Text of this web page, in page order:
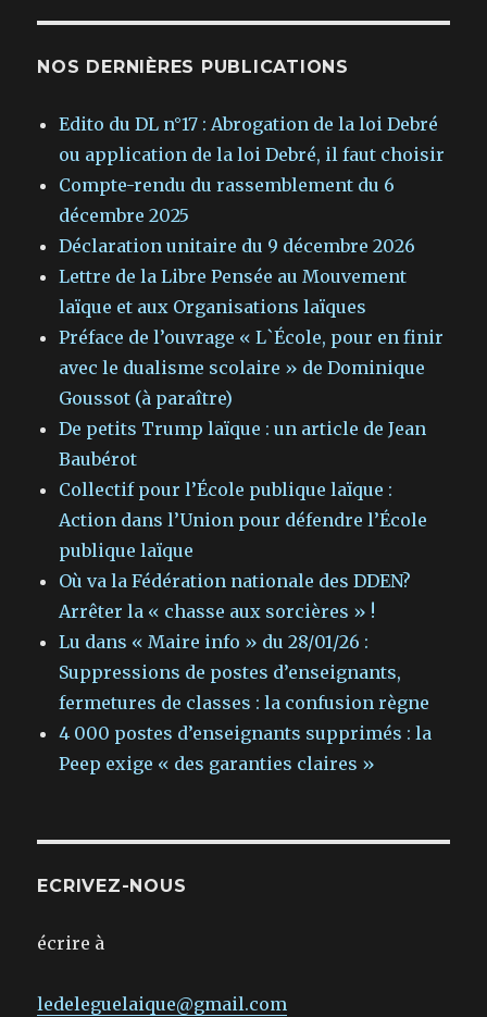
NOS DERNIÈRES PUBLICATIONS
Edito du DL n°17 : Abrogation de la loi Debré
ou application de la loi Debré, il faut choisir
Compte-rendu du rassemblement du 6
décembre 2025
Déclaration unitaire du 9 décembre 2026
Lettre de la Libre Pensée au Mouvement
laïque et aux Organisations laïques
Préface de l’ouvrage « L`École, pour en finir
avec le dualisme scolaire » de Dominique
Goussot (à paraître)
De petits Trump laïque : un article de Jean
Baubérot
Collectif pour l’École publique laïque :
Action dans l’Union pour défendre l’École
publique laïque
Où va la Fédération nationale des DDEN?
Arrêter la « chasse aux sorcières » !
Lu dans « Maire info » du 28/01/26 :
Suppressions de postes d’enseignants,
fermetures de classes : la confusion règne
4 000 postes d’enseignants supprimés : la
Peep exige « des garanties claires »
ECRIVEZ-NOUS
écrire à
ledeleguelaique@gmail.com